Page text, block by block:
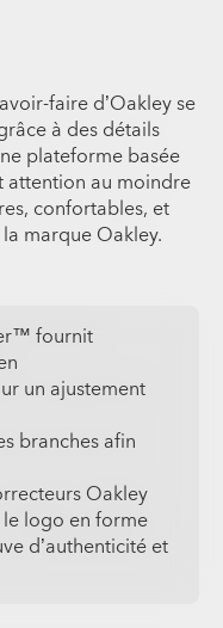
faire d’Oakley se
à des détails
plateforme basée
attention au moindre
confortables, et
marque Oakley.
fournit
un ajustement
branches afin
Oakley
le logo en forme
d’authenticité et